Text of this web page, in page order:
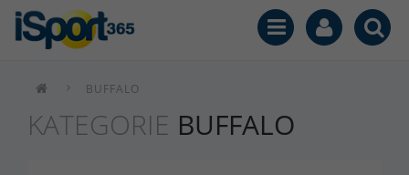
BUFFALO
KATEGORIE BUFFALO